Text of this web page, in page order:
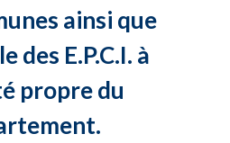
ainsi que
des E.P.C.I. à
propre du